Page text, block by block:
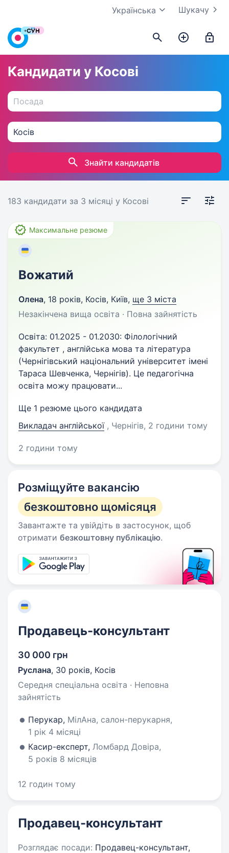
Шукачу
Українська
Кандидати у Косові
Знайти кандидатів
183 кандидати за 3 місяці у Косові
Максимальне резюме
Вожатий
Олена, 18 років, Косів, Київ, ще 3 міста
Незакінчена вища освіта · Повна зайнятість
Освіта: 01.2025 - 01.2030: Філологічний
факультет , англійська мова та література
(Чернігівський національний університет імені
Тараса Шевченка, Чернігів). Це педагогічна
освіта можу працювати...
Ще 1 резюме цього кандидата
Викладач англійської , Чернігів, 2 години тому
2 години тому
Розміщуйте вакансію
безкоштовно щомісяця
Завантажте та увійдіть в застосунок, щоб
отримати безкоштовну публікацію.
Продавець-консультант
30 000 грн
Руслана, 30 років, Косів
Середня спеціальна освіта · Неповна
зайнятість
Перукар, МілАна, салон-перукарня,
1 рік 4 місяці
Касир-експерт, Ломбард Довіра,
5 років 8 місяців
12 годин тому
Продавец-консультант
Розглядає посади: Продавец-консультант,